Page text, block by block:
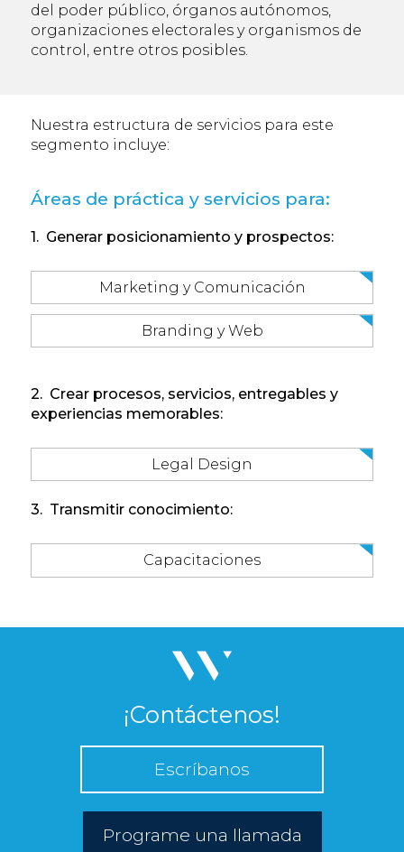
del poder público, órganos autónomos,
organizaciones electorales y organismos de
control, entre otros posibles.
Nuestra estructura de servicios para este
segmento incluye:
Áreas de práctica y servicios para:
1. Generar posicionamiento y prospectos:
Marketing y Comunicación
Branding y Web
2. Crear procesos, servicios, entregables y
experiencias memorables:
Legal Design
3. Transmitir conocimiento:
Capacitaciones
¡Contáctenos!
Escríbanos
Programe una llamada